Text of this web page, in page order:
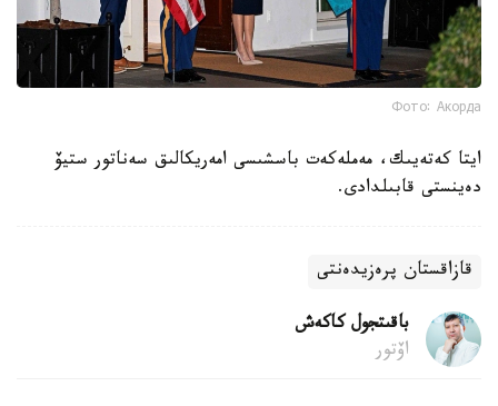
Фото: Акорда
ايتا كەتەيىك، مەملەكەت باسشىسى امەريكالىق سەناتور ستيۆ
دەينستى قابىلدادى.
قازاقستان پرەزيدەنتى
باقىتجول كاكەش
اۆتور